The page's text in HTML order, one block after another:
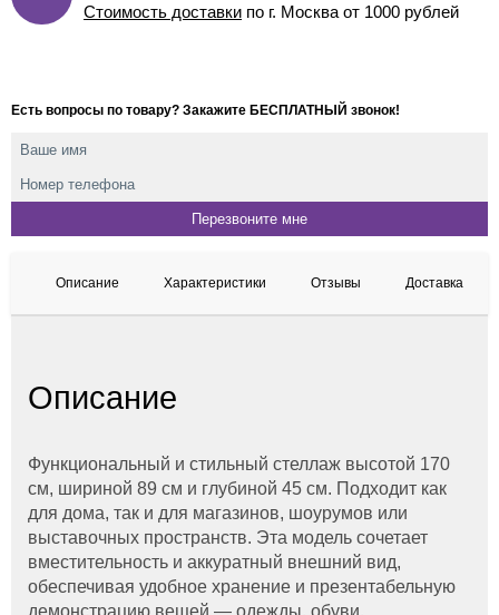
Стоимость доставки по г. Москва от 1000 рублей
Есть вопросы по товару? Закажите БЕСПЛАТНЫЙ звонок!
Описание Характеристики Отзывы Доставка
Описание
Функциональный и стильный стеллаж высотой 170
см, шириной 89 см и глубиной 45 см. Подходит как
для дома, так и для магазинов, шоурумов или
выставочных пространств. Эта модель сочетает
вместительность и аккуратный внешний вид,
обеспечивая удобное хранение и презентабельную
демонстрацию вещей — одежды, обуви,